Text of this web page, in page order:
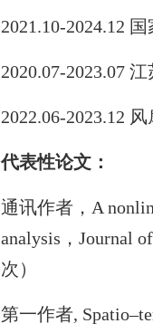
2021.10-2024.12
2020.07-2023.07
2022.06-2023.12
代表性论文：
通讯作者，A
analysis，Journal
次）
第一作者,